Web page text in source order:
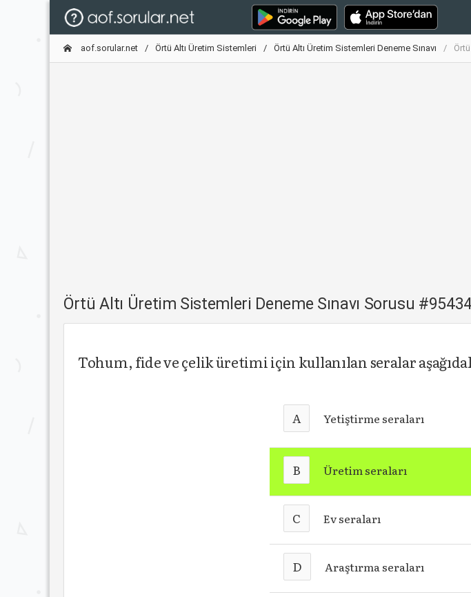
aof.sorular.net Örtü Altı Üretim Sistemleri Örtü Altı Üretim Sistemleri Deneme Sınavı
Örtü Altı Üretim Sistemleri Deneme Sınavı Sorusu
Tohum, fide ve çelik üretimi için kullanılan seralar
A Yetiştirme seraları
B Üretim seraları
C Ev seraları
D Araştırma seraları